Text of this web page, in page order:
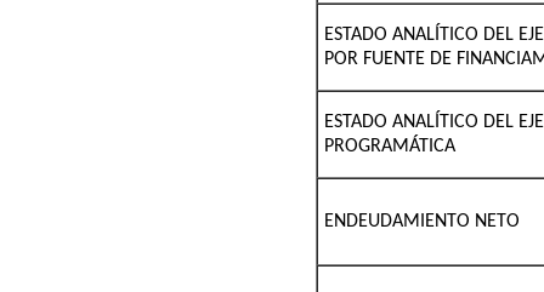
ESTADO ANALÍTICO DEL
POR FUENTE DE
ESTADO ANALÍTICO DEL
PROGRAMÁTICA
ENDEUDAMIENTO NETO